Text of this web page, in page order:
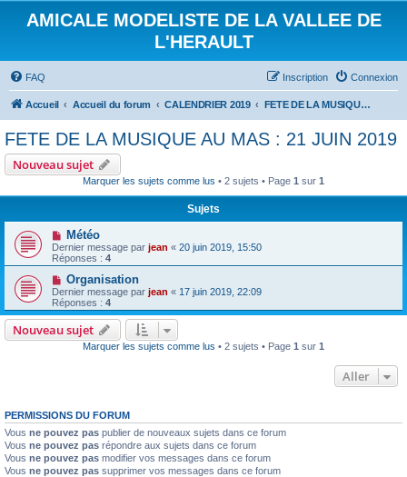
AMICALE MODELISTE DE LA VALLEE DE
L'HERAULT
FAQ Connexion
Inscription
Accueil Accueil du forum CALENDRIER 2019 FETE DE LA MUSIQUE AU MAS : 21 JUIN 2019
FETE DE LA MUSIQUE AU MAS : 21 JUIN 2019
Nouveau sujet
Marquer les sujets comme lus • 2 sujets • Page 1 sur 1
Sujets
Météo
Dernier message par jean « 20 juin 2019, 15:50
Réponses : 4
Organisation
Dernier message par jean « 17 juin 2019, 22:09
Réponses : 4
Nouveau sujet
Marquer les sujets comme lus • 2 sujets • Page 1 sur 1
Aller
PERMISSIONS DU FORUM
Vous ne pouvez pas publier de nouveaux sujets dans ce forum
Vous ne pouvez pas répondre aux sujets dans ce forum
Vous ne pouvez pas modifier vos messages dans ce forum
Vous ne pouvez pas supprimer vos messages dans ce forum